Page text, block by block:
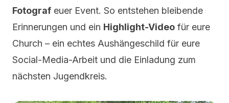
Fotograf euer Event. So entstehen bleibende
Erinnerungen und ein Highlight-Video für eure
Church – ein echtes Aushängeschild für eure
Social-Media-Arbeit und die Einladung zum
nächsten Jugendkreis.